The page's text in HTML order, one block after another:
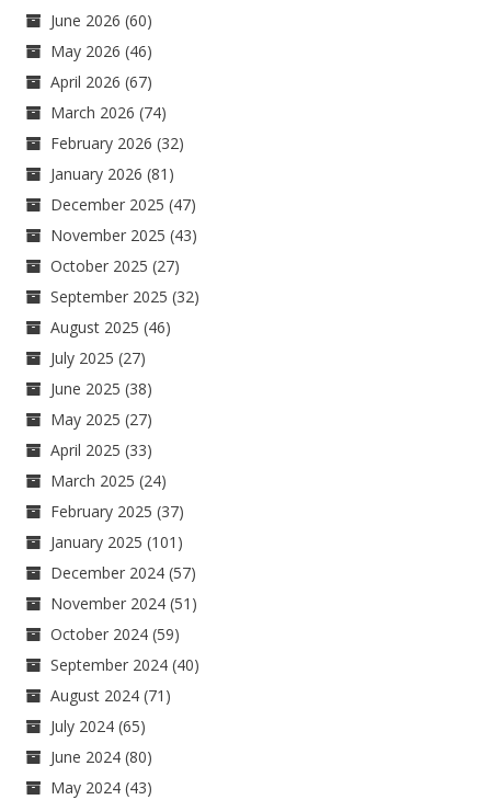
June 2026 (60)
May 2026 (46)
April 2026 (67)
March 2026 (74)
February 2026 (32)
January 2026 (81)
December 2025 (47)
November 2025 (43)
October 2025 (27)
September 2025 (32)
August 2025 (46)
July 2025 (27)
June 2025 (38)
May 2025 (27)
April 2025 (33)
March 2025 (24)
February 2025 (37)
January 2025 (101)
December 2024 (57)
November 2024 (51)
October 2024 (59)
September 2024 (40)
August 2024 (71)
July 2024 (65)
June 2024 (80)
May 2024 (43)